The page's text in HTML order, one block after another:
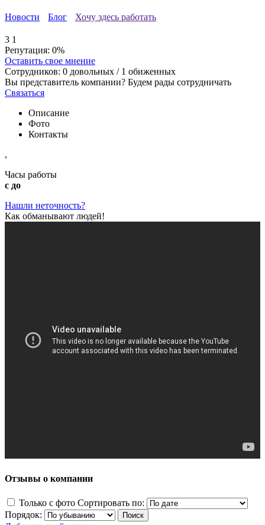
Новости Блог Хочу здесь работать
3 1
Репутация: 0%
Оставить свое мнение
Сотрудников: 0 довольных / 1 обиженных
Вы представитель компании? Будем рады сотрудничать
Связаться
Описание
Фото
Контакты
,
Часы работы
с до
Нашли неточность?
Как обманывают людей!
Отзывы о компании
Только с фото Сортировать по:
Порядок: